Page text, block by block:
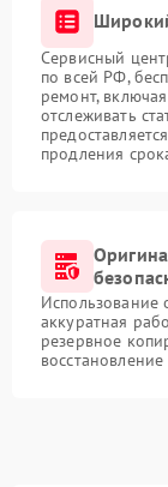
Сервисный
по всей РФ,
ремонт,
отслеживать
продления
аккуратная
резервное